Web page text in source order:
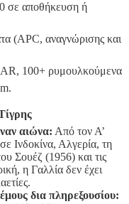
σε αποθήκευση ή
(APC, αναγνώρισης και
100+ ρυμουλκούμενα
αιώνα: Από τον Α’
Ινδοκίνα, Αλγερία, τη
Σουέζ (1956) και τις
η Γαλλία δεν έχει
δια πληρεξουσίου: